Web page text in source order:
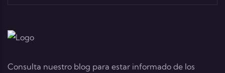
Consulta nuestro blog para estar informado de los